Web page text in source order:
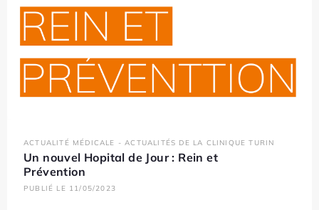
ACTUALITÉ MÉDICALE - ACTUALITÉS DE LA CLINIQUE TURIN
Un nouvel Hopital de Jour : Rein et
Prévention
PUBLIÉ LE 11/05/2023